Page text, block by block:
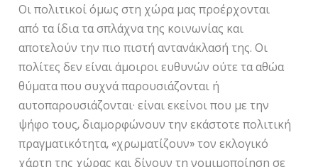
Οι πολιτικοί όμως στη χώρα μας προέρχονται
από τα ίδια τα σπλάχνα της κοινωνίας και
αποτελούν την πιο πιστή αντανάκλασή της. Οι
πολίτες δεν είναι άμοιροι ευθυνών ούτε τα αθώα
θύματα που συχνά παρουσιάζονται ή
αυτοπαρουσιάζονται· είναι εκείνοι που με την
ψήφο τους, διαμορφώνουν την εκάστοτε πολιτική
πραγματικότητα, «χρωματίζουν» τον εκλογικό
χάρτη της χώρας και δίνουν τη νομιμοποίηση σε